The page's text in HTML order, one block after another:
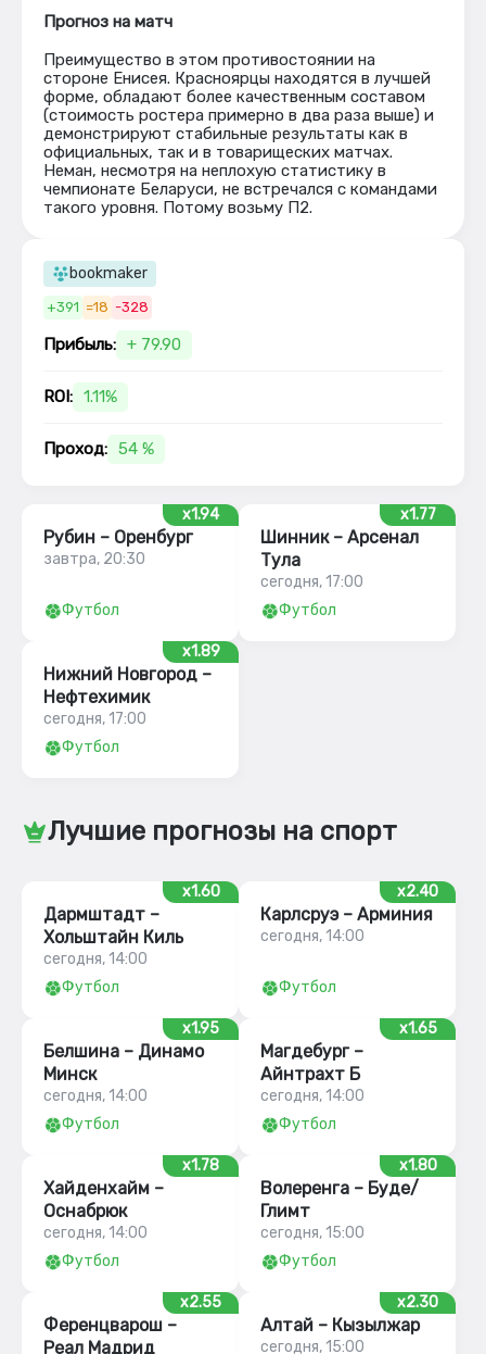
Прогноз на матч
Преимущество в этом противостоянии на
стороне Енисея. Красноярцы находятся в лучшей
форме, обладают более качественным составом
(стоимость ростера примерно в два раза выше) и
демонстрируют стабильные результаты как в
официальных, так и в товарищеских матчах.
Неман, несмотря на неплохую статистику в
чемпионате Беларуси, не встречался с командами
такого уровня. Потому возьму П2.
bookmaker
+391 =18 -328
Прибыль: + 79.90
ROI: 1.11%
Проход: 54 %
x1.94
Рубин – Оренбург
завтра, 20:30
Футбол
x1.77
Шинник – Арсенал
Тула
сегодня, 17:00
Футбол
x1.89
Нижний Новгород –
Нефтехимик
сегодня, 17:00
Футбол
Лучшие прогнозы на спорт
x1.60
Дармштадт –
Хольштайн Киль
сегодня, 14:00
Футбол
x2.40
Карлсруэ – Арминия
сегодня, 14:00
Футбол
x1.95
Белшина – Динамо
Минск
сегодня, 14:00
Футбол
x1.65
Магдебург –
Айнтрахт Б
сегодня, 14:00
Футбол
x1.78
Хайденхайм –
Оснабрюк
сегодня, 14:00
Футбол
x1.80
Волеренга – Буде/
Глимт
сегодня, 15:00
Футбол
x2.55
Ференцварош –
Реал Мадрид
x2.30
Алтай – Кызылжар
сегодня, 15:00